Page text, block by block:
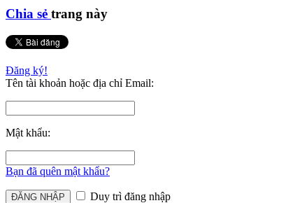
Chia sẻ trang này
Đăng ký!
Tên tài khoản hoặc địa chỉ Email:
Mật khẩu:
Bạn đã quên mật khẩu?
Duy trì đăng nhập